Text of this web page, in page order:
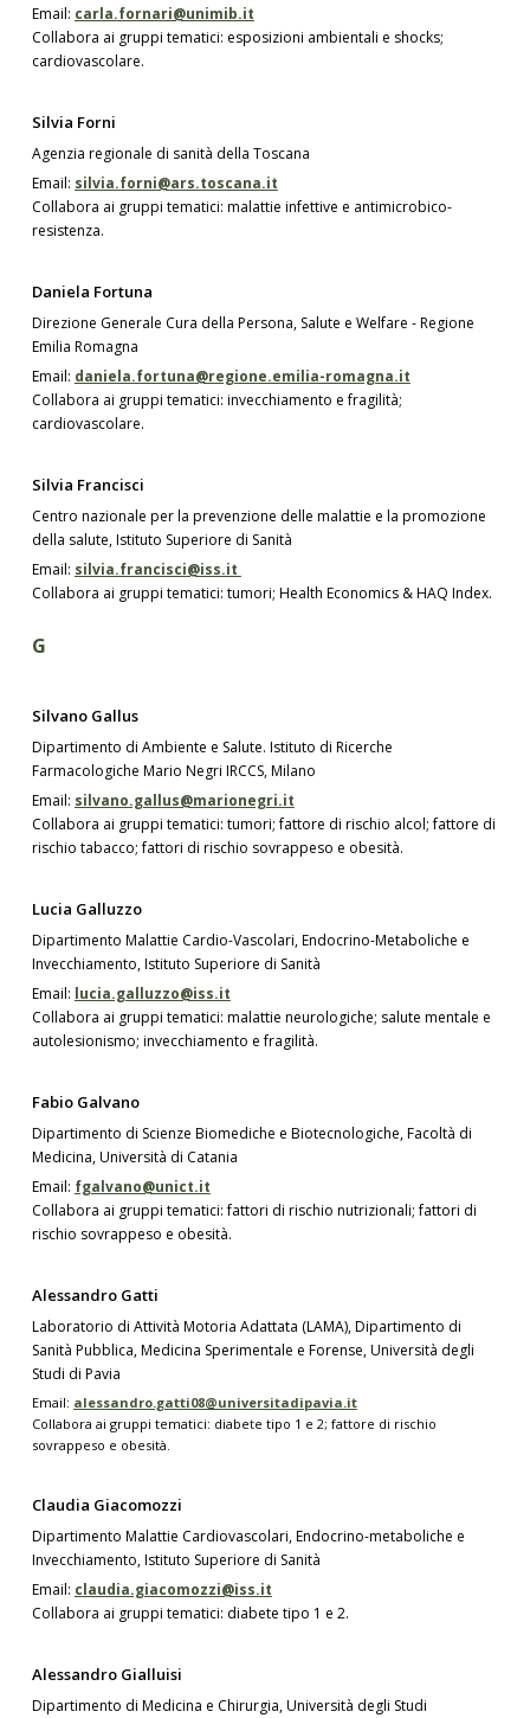
Email: carla.fornari@unimib.it
Collabora ai gruppi tematici: esposizioni ambientali e shocks;
cardiovascolare.
Silvia Forni
Agenzia regionale di sanità della Toscana
Email: silvia.forni@ars.toscana.it
Collabora ai gruppi tematici: malattie infettive e antimicrobico-
resistenza.
Daniela Fortuna
Direzione Generale Cura della Persona, Salute e Welfare - Regione
Emilia Romagna
Email: daniela.fortuna@regione.emilia-romagna.it
Collabora ai gruppi tematici: invecchiamento e fragilità;
cardiovascolare.
Silvia Francisci
Centro nazionale per la prevenzione delle malattie e la promozione
della salute, Istituto Superiore di Sanità
Email: silvia.francisci@iss.it
Collabora ai gruppi tematici: tumori; Health Economics & HAQ Index.
G
Silvano Gallus
Dipartimento di Ambiente e Salute. Istituto di Ricerche
Farmacologiche Mario Negri IRCCS, Milano
Email: silvano.gallus@marionegri.it
Collabora ai gruppi tematici: tumori; fattore di rischio alcol; fattore di
rischio tabacco; fattori di rischio sovrappeso e obesità.
Lucia Galluzzo
Dipartimento Malattie Cardio-Vascolari, Endocrino-Metaboliche e
Invecchiamento, Istituto Superiore di Sanità
Email: lucia.galluzzo@iss.it
Collabora ai gruppi tematici: malattie neurologiche; salute mentale e
autolesionismo; invecchiamento e fragilità.
Fabio Galvano
Dipartimento di Scienze Biomediche e Biotecnologiche, Facoltà di
Medicina, Università di Catania
Email: fgalvano@unict.it
Collabora ai gruppi tematici: fattori di rischio nutrizionali; fattori di
rischio sovrappeso e obesità.
Alessandro Gatti
Laboratorio di Attività Motoria Adattata (LAMA), Dipartimento di
Sanità Pubblica, Medicina Sperimentale e Forense, Università degli
Studi di Pavia
Email: alessandro.gatti08@universitadipavia.it
Collabora ai gruppi tematici: diabete tipo 1 e 2; fattore di rischio
sovrappeso e obesità.
Claudia Giacomozzi
Dipartimento Malattie Cardiovascolari, Endocrino-metaboliche e
Invecchiamento, Istituto Superiore di Sanità
Email: claudia.giacomozzi@iss.it
Collabora ai gruppi tematici: diabete tipo 1 e 2.
Alessandro Gialluisi
Dipartimento di Medicina e Chirurgia, Università degli Studi